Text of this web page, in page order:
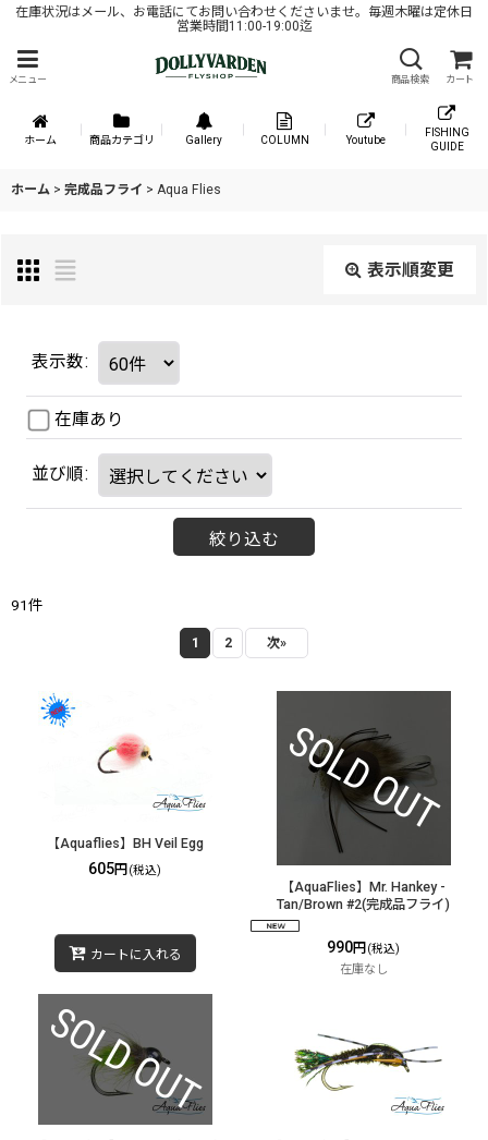
在庫状況はメール、お電話にてお問い合わせくださいませ。毎週木曜は定休日
営業時間11:00-19:00迄
メニュー 商品検索 カート
ホーム 商品カテゴリ Gallery COLUMN Youtube
FISHING
GUIDE
ホーム > 完成品フライ > Aqua Flies
表示順変更
表示数:
在庫あり
並び順:
絞り込む
91件
1 2 次»
【Aquaflies】BH Veil Egg
605円 (税込)
カートに入れる
【AquaFlies】Mr. Hankey -
Tan/Brown #2(完成品フライ)
990円 (税込)
在庫なし